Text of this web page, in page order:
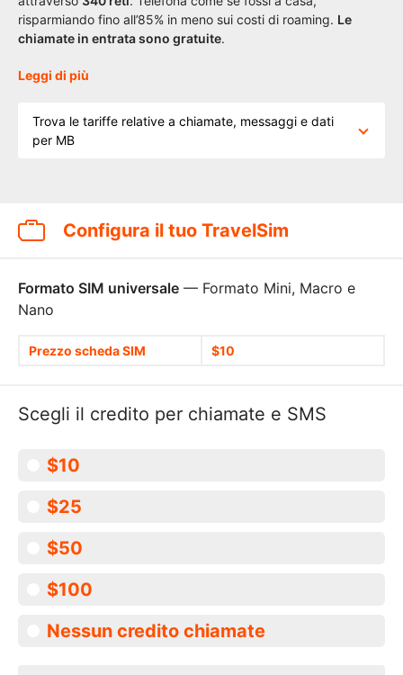
risparmiando fino all’85% in meno sui costi di roaming. Le
chiamate in entrata sono gratuite.
Leggi di più
Trova le tariffe relative a chiamate, messaggi e dati
per MB
Configura il tuo TravelSim
Formato SIM universale — Formato Mini, Macro e
Nano
Prezzo scheda SIM $10
Scegli il credito per chiamate e SMS
$10
$25
$50
$100
Nessun credito chiamate